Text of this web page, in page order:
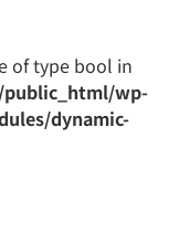
of type bool in
public_html/wp-
dynamic-